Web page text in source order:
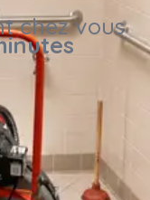
chez vous